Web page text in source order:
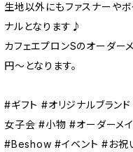
生地以外にもファスナーや
ナルとなります♪
カフェエプロンSのオーダー
円〜となります。
#ギフト #オリジナルブラン
女子会 #小物 #オーダーメ
#Beshow #イベント #お祝